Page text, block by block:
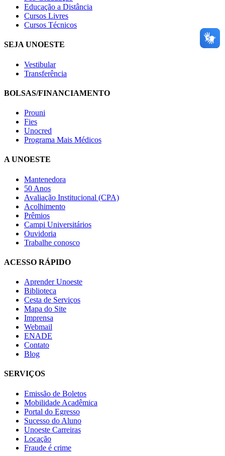
Educação a Distância
Cursos Livres
Cursos Técnicos
SEJA UNOESTE
Vestibular
Transferência
BOLSAS/FINANCIAMENTO
Prouni
Fies
Unocred
Programa Mais Médicos
A UNOESTE
Mantenedora
50 Anos
Avaliação Institucional (CPA)
Acolhimento
Prêmios
Campi Universitários
Ouvidoria
Trabalhe conosco
ACESSO RÁPIDO
Aprender Unoeste
Biblioteca
Cesta de Serviços
Mapa do Site
Imprensa
Webmail
ENADE
Contato
Blog
SERVIÇOS
Emissão de Boletos
Mobilidade Acadêmica
Portal do Egresso
Sucesso do Aluno
Unoeste Carreiras
Locação
Fraude é crime